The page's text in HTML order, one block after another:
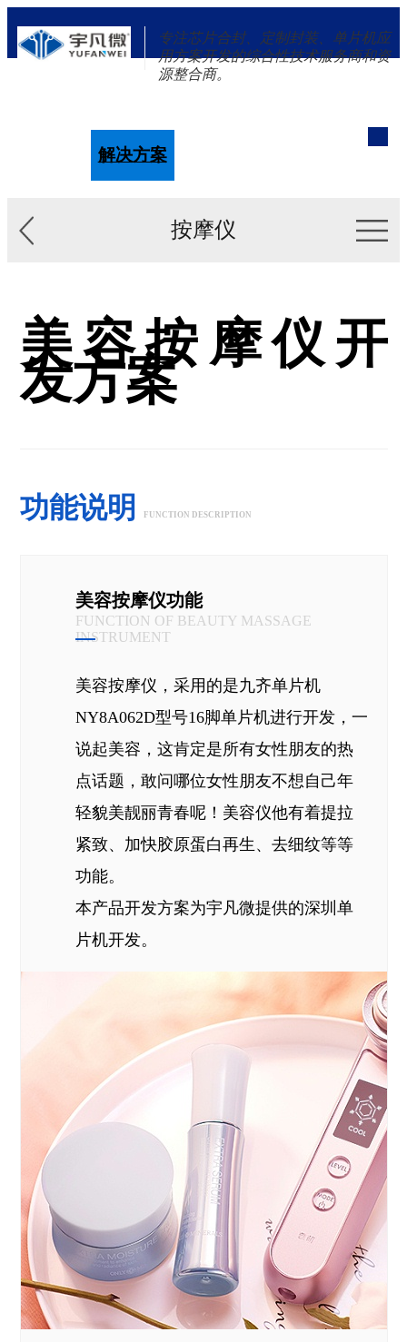
专注芯片合封、定制封装、单片机应
用方案开发的综合性技术服务商和资
源整合商。
解决方案
按摩仪
美容按摩仪开
发方案
功能说明 FUNCTION DESCRIPTION
美容按摩仪功能
FUNCTION OF BEAUTY MASSAGE
INSTRUMENT
美容按摩仪，采用的是九齐单片机
NY8A062D型号16脚单片机进行开发，一
说起美容，这肯定是所有女性朋友的热
点话题，敢问哪位女性朋友不想自己年
轻貌美靓丽青春呢！美容仪他有着提拉
紧致、加快胶原蛋白再生、去细纹等等
功能。
本产品开发方案为宇凡微提供的深圳单
片机开发。